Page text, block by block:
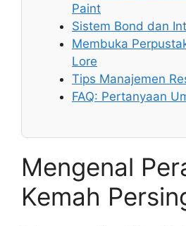
Paint
Sistem Bond dan
Membuka
Lore
Tips Manajemen
FAQ: Pertanyaan
Mengenal
Kemah